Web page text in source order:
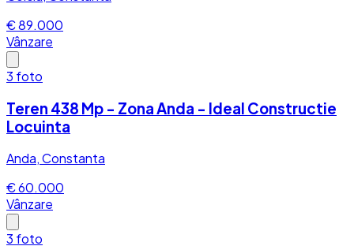
€ 89.000
Vânzare
3 foto
Teren 438 Mp - Zona Anda - Ideal Constructie
Locuinta
Anda, Constanta
€ 60.000
Vânzare
3 foto